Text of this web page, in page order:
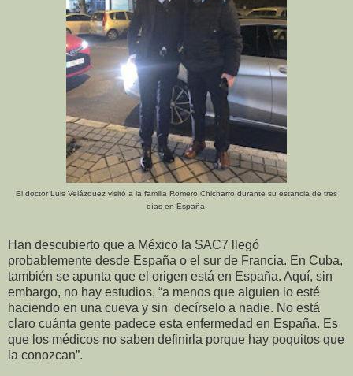
El doctor Luis Velázquez visitó a la familia Romero Chicharro durante su estancia de tres
días en España.
Han descubierto que a México la SAC7 llegó
probablemente desde España o el sur de Francia. En Cuba,
también se apunta que el origen está en España. Aquí, sin
embargo, no hay estudios, “a menos que alguien lo esté
haciendo en una cueva y sin decírselo a nadie. No está
claro cuánta gente padece esta enfermedad en España. Es
que los médicos no saben definirla porque hay poquitos que
la conozcan”.